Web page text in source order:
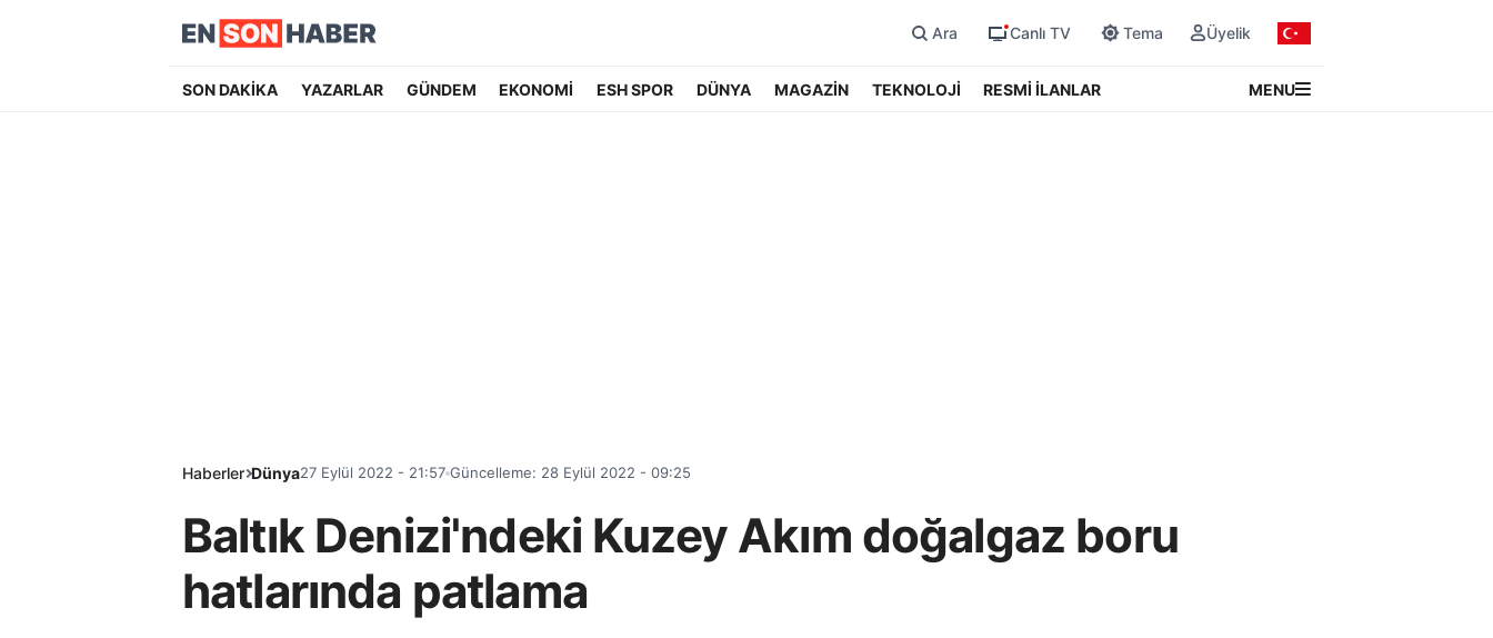
Ara Canlı TV Tema Üyelik
SON DAKİKA YAZARLAR GÜNDEM EKONOMİ ESH SPOR DÜNYA MAGAZİN TEKNOLOJİ RESMİ İLANLAR MENU
Haberler Dünya27 Eylül 2022 - 21:57 Güncelleme: 28 Eylül 2022 - 09:25
Baltık Denizi'ndeki Kuzey Akım doğalgaz boru
hatlarında patlama